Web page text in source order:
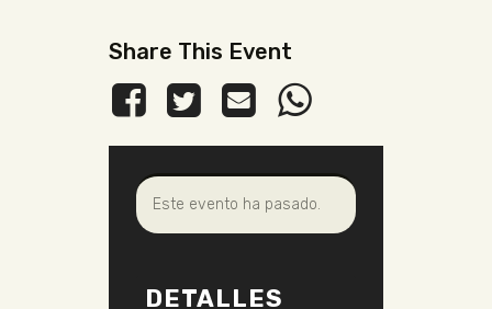
Share This Event
Este evento ha pasado.
DETALLES